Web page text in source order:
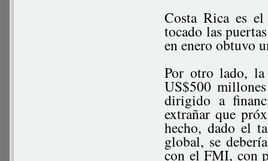
Costa Rica es
tocado las
en enero obtuvo
Por otro lado, la
US$500
dirigido a
extrañar que
hecho, dado el
global, se
con el FMI, con